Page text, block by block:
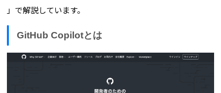
」で解説しています。
GitHub Copilotとは